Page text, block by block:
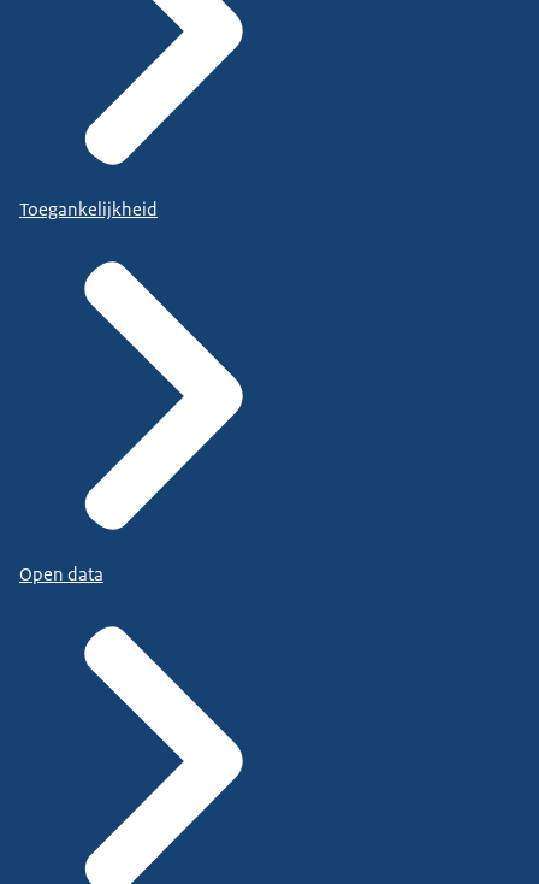
Toegankelijkheid
Open data